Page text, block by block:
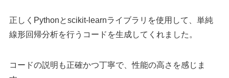
正しくPythonとscikit-learnライブラリを使用して、単純
線形回帰分析を行うコードを生成してくれました。
コードの説明も正確かつ丁寧で、性能の高さを感じま